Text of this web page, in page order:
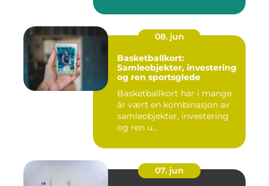
08. jun
Basketballkort:
Samleobjekter, investering
og ren sportsglede
Basketballkort har i mange
år vært en kombinasjon av
samleobjekter, investering
og ren u...
07. jun